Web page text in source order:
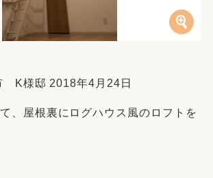
K様邸 2018年4月24日
、屋根裏にログハウス風のロフトを